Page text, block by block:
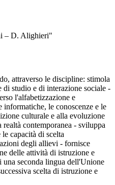
– D. Alighieri"
attraverso le discipline: stimola
di studio e di interazione sociale -
l'alfabetizzazione e
le conoscenze e le
culturale e alla evoluzione
contemporanea - sviluppa
capacità di scelta
degli allievi - fornisce
delle attività di istruzione e
seconda lingua dell'Unione
scelta di istruzione e